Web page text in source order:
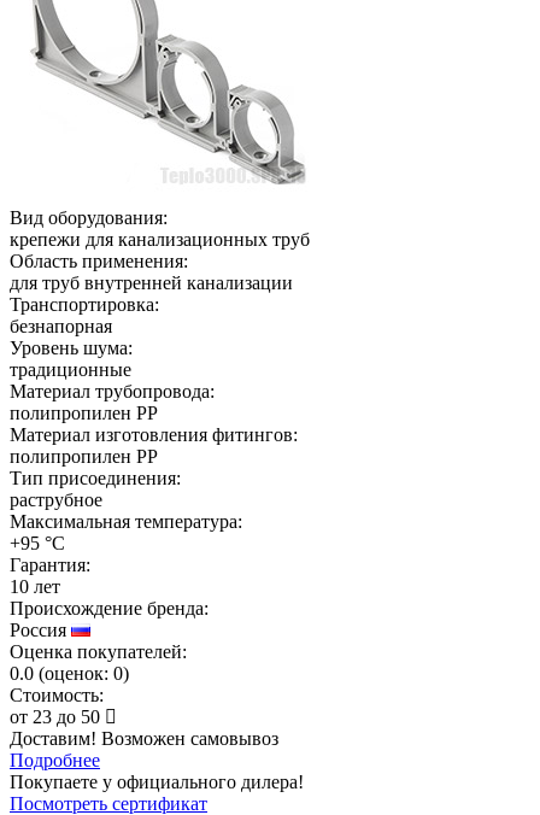
Вид оборудования:
крепежи для канализационных труб
Область применения:
для труб внутренней канализации
Транспортировка:
безнапорная
Уровень шума:
традиционные
Материал трубопровода:
полипропилен PP
Материал изготовления фитингов:
полипропилен PP
Тип присоединения:
раструбное
Максимальная температура:
+95 °C
Гарантия:
10 лет
Происхождение бренда:
Россия
Оценка покупателей:
0.0 (оценок: 0)
Стоимость:
от 23 до 50
Доставим! Возможен самовывоз
Подробнее
Покупаете у официального дилера!
Посмотреть сертификат